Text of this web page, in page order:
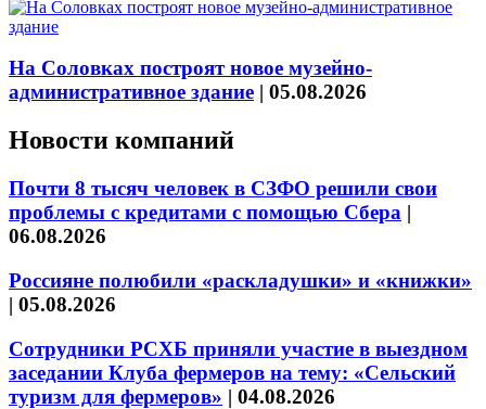
На Соловках построят новое музейно-
административное здание | 05.08.2026
Новости компаний
Почти 8 тысяч человек в СЗФО решили свои
проблемы с кредитами с помощью Сбера |
06.08.2026
Россияне полюбили «раскладушки» и «книжки»
| 05.08.2026
Сотрудники РСХБ приняли участие в выездном
заседании Клуба фермеров на тему: «Сельский
туризм для фермеров» | 04.08.2026